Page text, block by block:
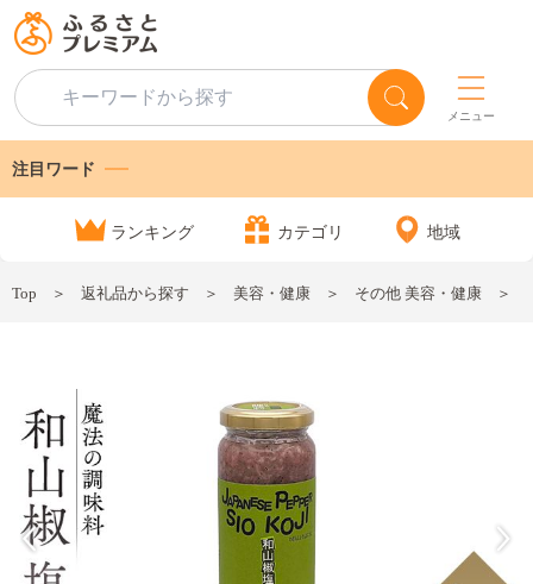
メニュー
注目ワード
ランキング カテゴリ 地域
Top 返礼品から探す 美容・健康 その他 美容・健康